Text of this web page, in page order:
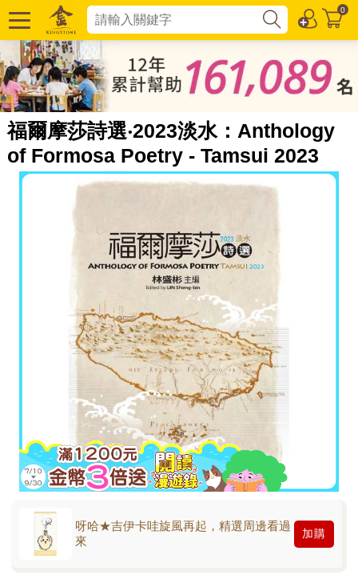
0
福爾摩莎詩選‧2023淡水：Anthology
of Formosa Poetry - Tamsui 2023
呀哈★吉伊卡哇旋風再起，精選周邊看過
來
加購